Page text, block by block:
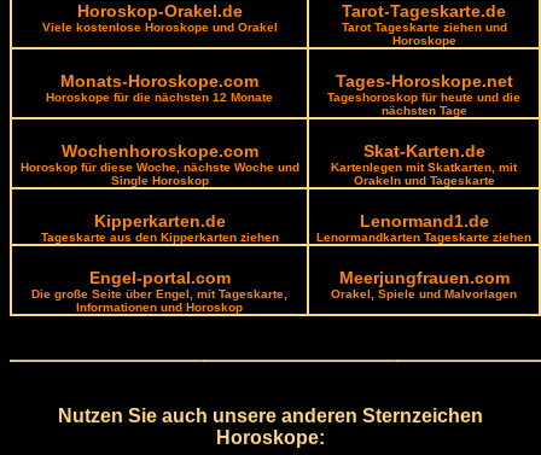
Horoskop-Orakel.de
Viele kostenlose Horoskope und Orakel
Tarot-Tageskarte.de
Tarot Tageskarte ziehen und
Horoskope
Monats-Horoskope.com
Horoskope für die nächsten 12 Monate
Tages-Horoskope.net
Tageshoroskop für heute und die
nächsten Tage
Wochenhoroskope.com
Horoskop für diese Woche, nächste Woche und
Single Horoskop
Skat-Karten.de
Kartenlegen mit Skatkarten, mit
Orakeln und Tageskarte
Kipperkarten.de
Tageskarte aus den Kipperkarten ziehen
Lenormand1.de
Lenormandkarten Tageskarte ziehen
Engel-portal.com
Die große Seite über Engel, mit Tageskarte,
Informationen und Horoskop
Meerjungfrauen.com
Orakel, Spiele und Malvorlagen
Nutzen Sie auch unsere anderen Sternzeichen
Horoskope: